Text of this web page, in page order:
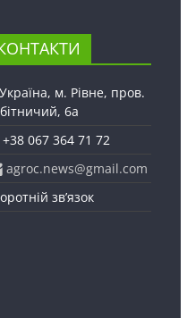
Україна, м. Рівне, пров.
6а
+38 067 364 71 72
agroc.news@gmail.com
зв’язок